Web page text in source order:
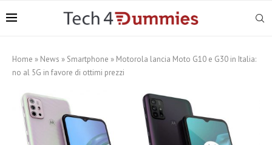
Home » News » Smartphone » Motorola lancia Moto G10 e G30 in Italia:
no al 5G in favore di ottimi prezzi